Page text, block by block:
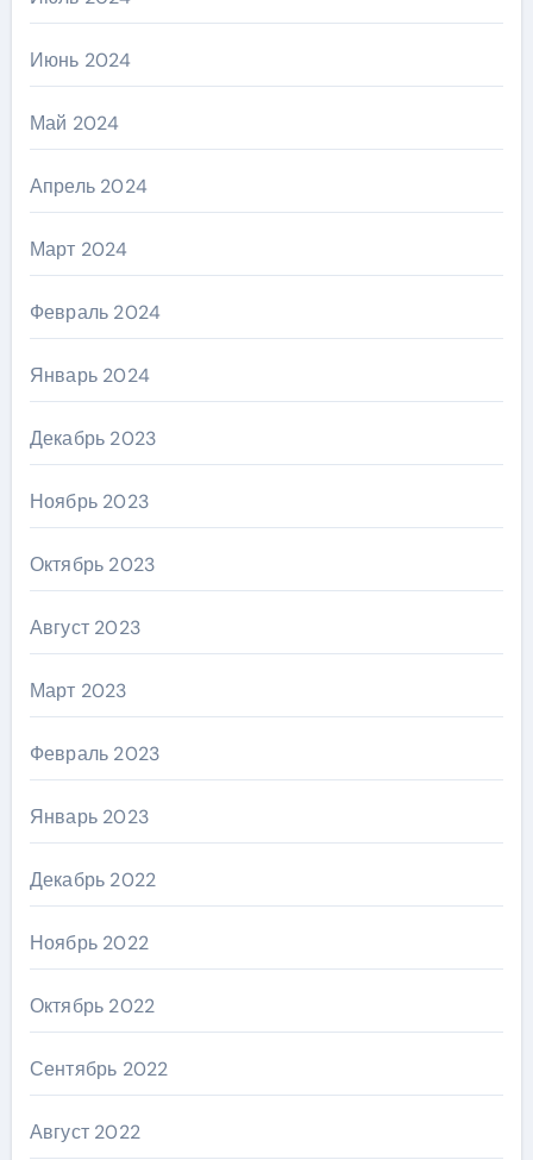
Июнь 2024
Май 2024
Апрель 2024
Март 2024
Февраль 2024
Январь 2024
Декабрь 2023
Ноябрь 2023
Октябрь 2023
Август 2023
Март 2023
Февраль 2023
Январь 2023
Декабрь 2022
Ноябрь 2022
Октябрь 2022
Сентябрь 2022
Август 2022